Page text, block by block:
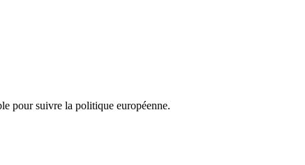
pour suivre la politique européenne.